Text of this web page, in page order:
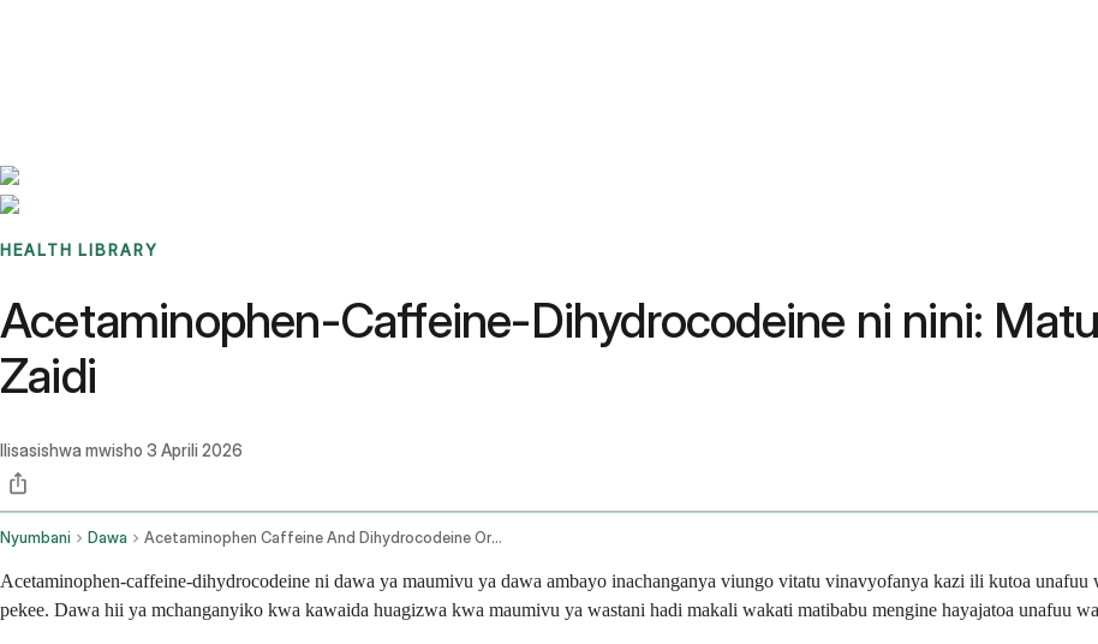
HEALTH LIBRARY
Acetaminophen-Caffeine-Dihydrocodeine ni nini:
Zaidi
Ilisasishwa mwisho 3 Aprili 2026
Nyumbani Dawa Acetaminophen Caffeine And Dihydrocodeine Oral Route
Acetaminophen-caffeine-dihydrocodeine ni dawa ya maumivu ya dawa ambayo inachanganya viungo vitatu vinavyofanya kazi ili kutoa
pekee. Dawa hii ya mchanganyiko kwa kawaida huagizwa kwa maumivu ya wastani hadi makali wakati matibabu mengine hayajatoa unafuu